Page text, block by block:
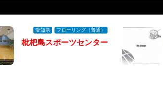
愛知県 フローリング（普通）
枇杷島スポーツセンター